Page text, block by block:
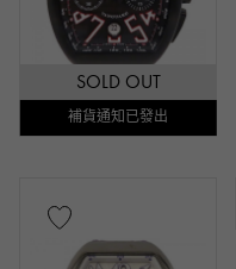
SOLD OUT
補貨通知已發出